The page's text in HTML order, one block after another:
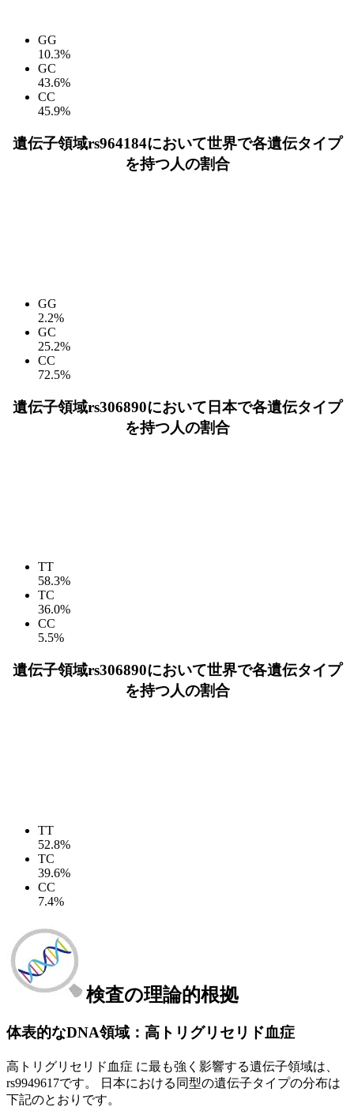
GG
10.3%
GC
43.6%
CC
45.9%
遺伝子領域rs964184において世界で各遺伝タイプ
を持つ人の割合
GG
2.2%
GC
25.2%
CC
72.5%
遺伝子領域rs306890において日本で各遺伝タイプ
を持つ人の割合
TT
58.3%
TC
36.0%
CC
5.5%
遺伝子領域rs306890において世界で各遺伝タイプ
を持つ人の割合
TT
52.8%
TC
39.6%
CC
7.4%
検査の理論的根拠
体表的なDNA領域：高トリグリセリド血症
高トリグリセリド血症 に最も強く影響する遺伝子領域は、
rs9949617です。 日本における同型の遺伝子タイプの分布は
下記のとおりです。